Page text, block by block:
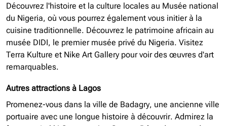
Découvrez l'histoire et la culture locales au Musée national
du Nigeria, où vous pourrez également vous initier à la
cuisine traditionnelle. Découvrez le patrimoine africain au
musée DIDI, le premier musée privé du Nigeria. Visitez
Terra Kulture et Nike Art Gallery pour voir des œuvres d'art
remarquables.
Autres attractions à Lagos
Promenez-vous dans la ville de Badagry, une ancienne ville
portuaire avec une longue histoire à découvrir. Admirez la